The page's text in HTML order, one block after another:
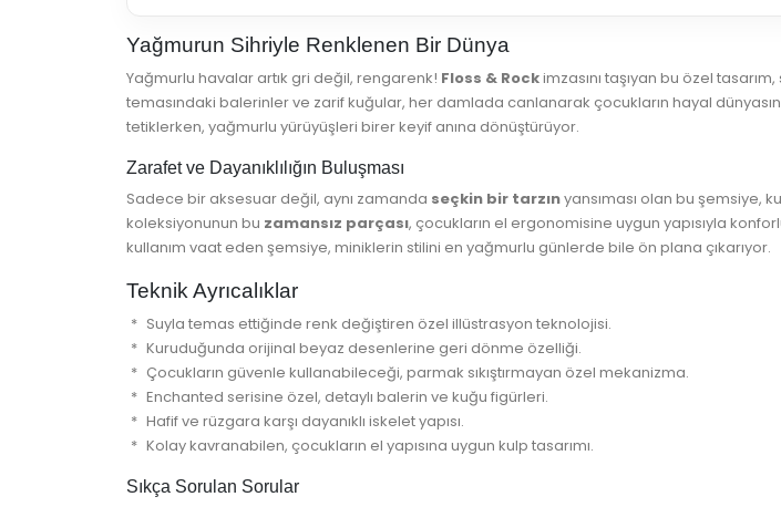
Yağmurun Sihriyle Renklenen Bir Dünya
Yağmurlu havalar artık gri değil, rengarenk! Floss & Rockimzasını taşıyan bu özel
temasındaki balerinler ve zarif kuğular, her damlada canlanarak çocukların hayal
tetiklerken, yağmurlu yürüyüşleri birer keyif anına dönüştürüyor.
Zarafet ve Dayanıklılığın Buluşması
Sadece bir aksesuar değil, aynı zamanda seçkin bir tarzınyansıması olan bu şemsiye,
koleksiyonunun bu zamansız parçası, çocukların el ergonomisine uygun yapısıyla
kullanım vaat eden şemsiye, miniklerin stilini en yağmurlu günlerde bile ön plana çıkarıyor.
Teknik Ayrıcalıklar
Suyla temas ettiğinde renk değiştiren özel illüstrasyon teknolojisi.
Kuruduğunda orijinal beyaz desenlerine geri dönme özelliği.
Çocukların güvenle kullanabileceği, parmak sıkıştırmayan özel mekanizma.
Enchanted serisine özel, detaylı balerin ve kuğu figürleri.
Hafif ve rüzgara karşı dayanıklı iskelet yapısı.
Kolay kavranabilen, çocukların el yapısına uygun kulp tasarımı.
Sıkça Sorulan Sorular